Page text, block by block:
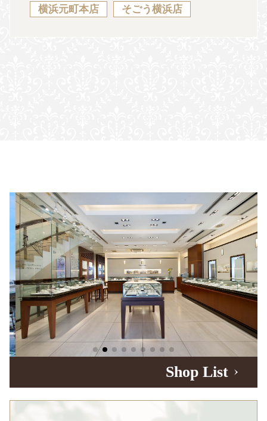
横浜元町本店 そごう横浜店
Shop List